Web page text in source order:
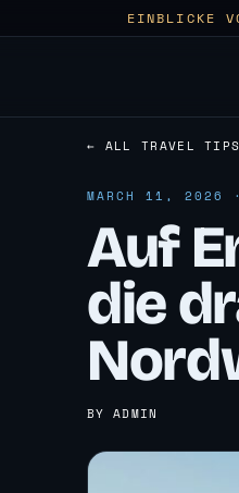
EINBLICKE
← ALL TRAVEL TIPS
MARCH 11, 2026
Auf
die
BY ADMIN